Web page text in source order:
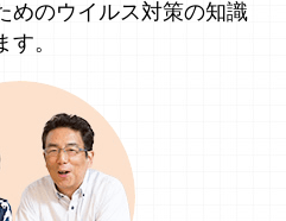
めのウイルス対策の知識
す。